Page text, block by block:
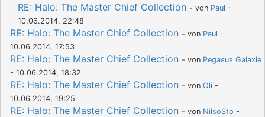
RE: Halo: The Master Chief Collection - von Paul -
10.06.2014, 22:48
RE: Halo: The Master Chief Collection - von Paul -
10.06.2014, 17:53
RE: Halo: The Master Chief Collection - von Pegasus Galaxie
- 10.06.2014, 18:32
RE: Halo: The Master Chief Collection - von Oli -
10.06.2014, 19:25
RE: Halo: The Master Chief Collection - von NilsoSto -